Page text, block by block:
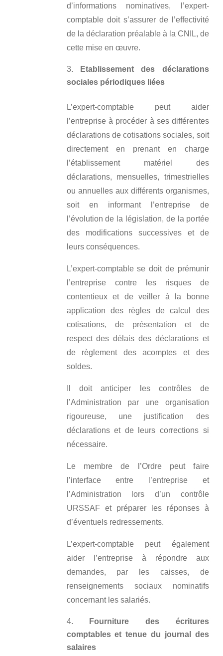
d’informations nominatives, l’expert-
comptable doit s’assurer de l’effectivité
de la déclaration préalable à la CNIL, de
cette mise en œuvre.
Etablissement des déclarations
sociales périodiques liées
L’expert-comptable peut aider
l’entreprise à procéder à ses différentes
déclarations de cotisations sociales, soit
directement en prenant en charge
l’établissement matériel des
déclarations, mensuelles, trimestrielles
ou annuelles aux différents organismes,
soit en informant l’entreprise de
l’évolution de la législation, de la portée
des modifications successives et de
leurs conséquences.
L’expert-comptable se doit de prémunir
l’entreprise contre les risques de
contentieux et de veiller à la bonne
application des règles de calcul des
cotisations, de présentation et de
respect des délais des déclarations et
de règlement des acomptes et des
soldes.
Il doit anticiper les contrôles de
l’Administration par une organisation
rigoureuse, une justification des
déclarations et de leurs corrections si
nécessaire.
Le membre de l’Ordre peut faire
l’interface entre l’entreprise et
l’Administration lors d’un contrôle
URSSAF et préparer les réponses à
d’éventuels redressements.
L’expert-comptable peut également
aider l’entreprise à répondre aux
demandes, par les caisses, de
renseignements sociaux nominatifs
concernant les salariés.
Fourniture des écritures
comptables et tenue du journal des
salaires